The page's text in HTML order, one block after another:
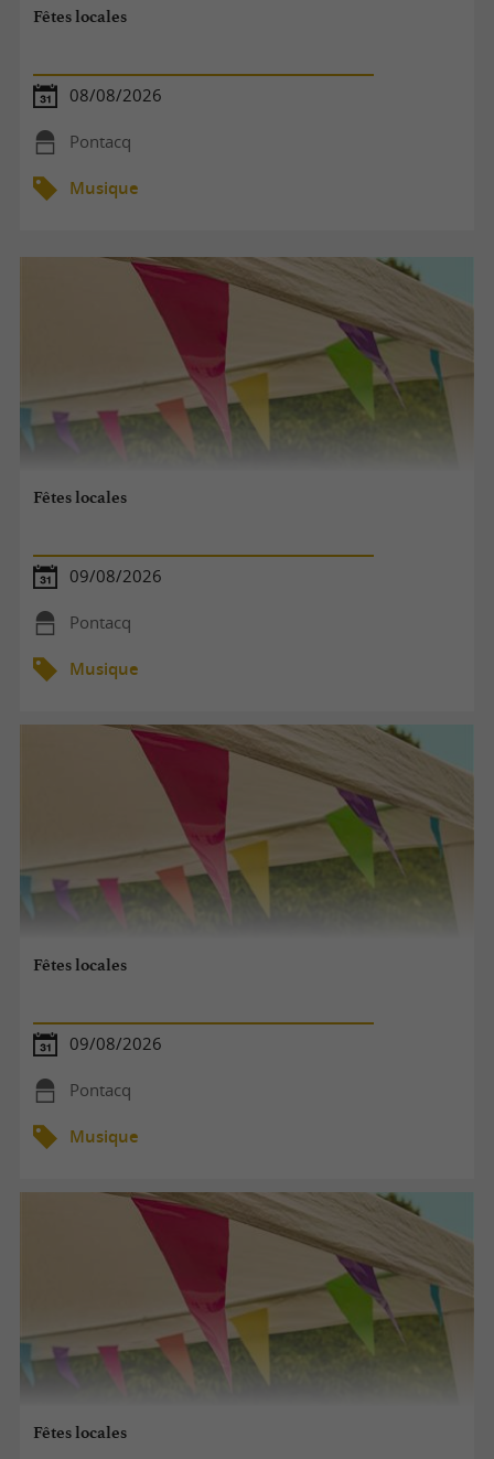
Fêtes locales
08/08/2026
Pontacq
Musique
Fêtes locales
09/08/2026
Pontacq
Musique
Fêtes locales
09/08/2026
Pontacq
Musique
Fêtes locales